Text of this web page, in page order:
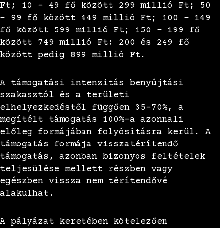
Ft; 10 – 49 fő között 299 millió Ft; 50
– 99 fő között 449 millió Ft; 100 – 149
fő között 599 millió Ft; 150 – 199 fő
között 749 millió Ft; 200 és 249 fő
között pedig 899 millió Ft.
A támogatási intenzitás benyújtási
szakasztól és a területi
elhelyezkedéstől függően 35-70%, a
megítélt támogatás 100%-a azonnali
előleg formájában folyósításra kerül. A
támogatás formája visszatérítendő
támogatás, azonban bizonyos feltételek
teljesülése mellett részben vagy
egészben vissza nem térítendővé
alakulhat.
A pályázat keretében kötelezően